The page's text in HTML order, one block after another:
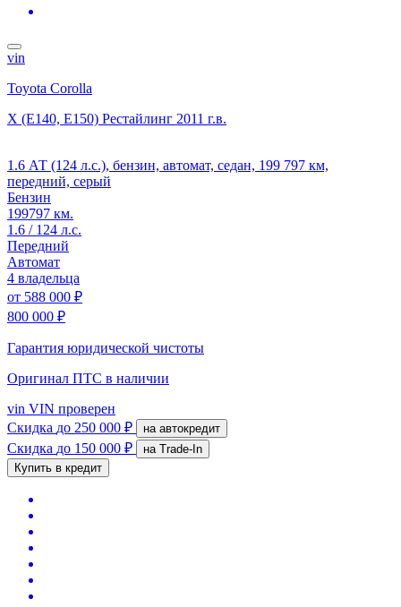
vin
Toyota Corolla
X (E140, E150) Рестайлинг 2011 г.в.
1.6 АТ (124 л.с.), бензин, автомат, седан, 199 797 км,
передний, серый
Бензин
199797 км.
1.6 / 124 л.с.
Передний
Автомат
4 владельца
от 588 000 ₽
800 000 ₽
Гарантия юридической чистоты
Оригинал ПТС в наличии
vin VIN проверен
Скидка до 250 000 ₽ на автокредит
Скидка до 150 000 ₽
на Trade-In
Купить в кредит